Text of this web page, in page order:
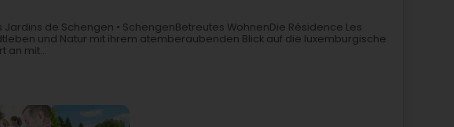
de Schengen • SchengenBetreutes WohnenDie Résidence Les
und Natur mit ihrem atemberaubenden Blick auf die luxemburgische
an mit...